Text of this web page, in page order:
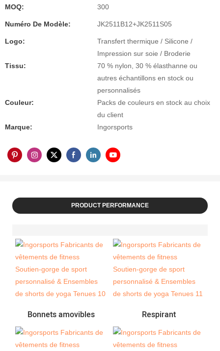
MOQ: 300
Numéro De Modèle: JK2511B12+JK2511S05
Logo:
Transfert thermique / Silicone /
Impression sur soie / Broderie
Tissu:
70 % nylon, 30 % élasthanne ou
autres échantillons en stock ou
personnalisés
Couleur:
Packs de couleurs en stock au choix
du client
Marque:
Ingorsports
PRODUCT PERFORMANCE
Bonnets amovibles Respirant